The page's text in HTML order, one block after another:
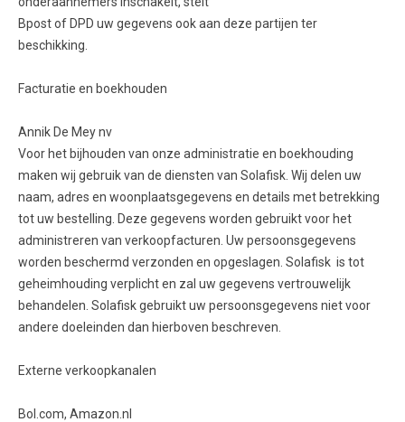
Bpost of DPD uw gegevens ook aan deze partijen ter
beschikking.
Facturatie en boekhouden
Annik De Mey nv
Voor het bijhouden van onze administratie en boekhouding
maken wij gebruik van de diensten van Solafisk. Wij delen uw
naam, adres en woonplaatsgegevens en details met betrekking
tot uw bestelling. Deze gegevens worden gebruikt voor het
administreren van verkoopfacturen. Uw persoonsgegevens
worden beschermd verzonden en opgeslagen. Solafisk is tot
geheimhouding verplicht en zal uw gegevens vertrouwelijk
behandelen. Solafisk gebruikt uw persoonsgegevens niet voor
andere doeleinden dan hierboven beschreven.
Externe verkoopkanalen
Bol.com, Amazon.nl